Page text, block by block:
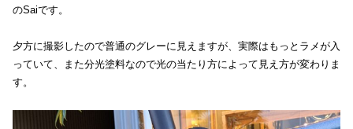
のSaiです。
夕方に撮影したので普通のグレーに見えますが、実際はもっとラメが入
っていて、また分光塗料なので光の当たり方によって見え方が変わりま
す。